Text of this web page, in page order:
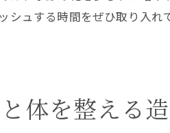
シュする時間をぜひ取り入れ
体を整える